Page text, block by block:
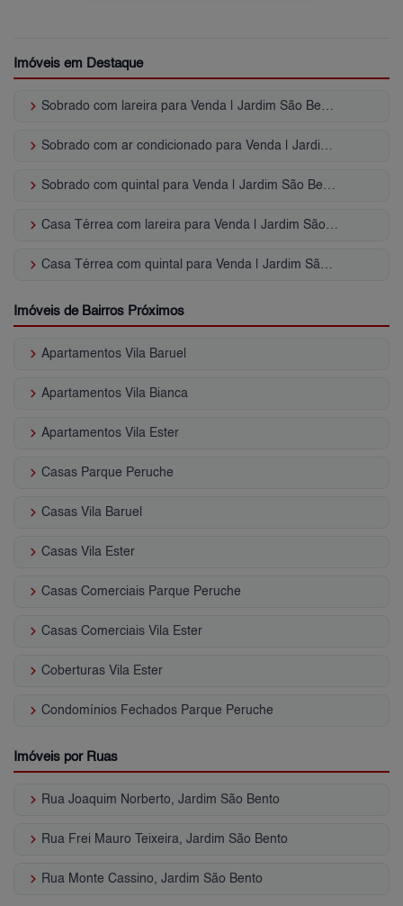
Imóveis em Destaque
keyboard_arrow_right Sobrado com lareira para Venda | Jardim São Bento
keyboard_arrow_right Sobrado com ar condicionado para Venda | Jardim São Bento
keyboard_arrow_right Sobrado com quintal para Venda | Jardim São Bento
keyboard_arrow_right Casa Térrea com lareira para Venda | Jardim São Bento
keyboard_arrow_right Casa Térrea com quintal para Venda | Jardim São Bento
Imóveis de Bairros Próximos
keyboard_arrow_right Apartamentos Vila Baruel
keyboard_arrow_right Apartamentos Vila Bianca
keyboard_arrow_right Apartamentos Vila Ester
keyboard_arrow_right Casas Parque Peruche
keyboard_arrow_right Casas Vila Baruel
keyboard_arrow_right Casas Vila Ester
keyboard_arrow_right Casas Comerciais Parque Peruche
keyboard_arrow_right Casas Comerciais Vila Ester
keyboard_arrow_right Coberturas Vila Ester
keyboard_arrow_right Condomínios Fechados Parque Peruche
Imóveis por Ruas
keyboard_arrow_right Rua Joaquim Norberto, Jardim São Bento
keyboard_arrow_right Rua Frei Mauro Teixeira, Jardim São Bento
keyboard_arrow_right Rua Monte Cassino, Jardim São Bento